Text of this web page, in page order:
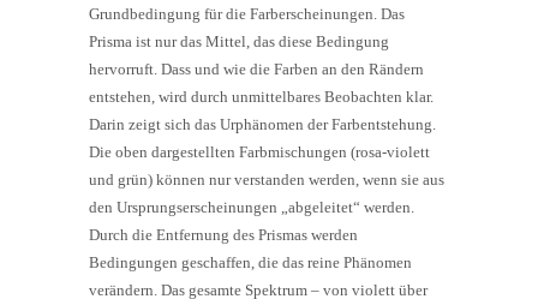
Grundbedingung für die Farberscheinungen. Das
Prisma ist nur das Mittel, das diese Bedingung
hervorruft. Dass und wie die Farben an den Rändern
entstehen, wird durch unmittelbares Beobachten klar.
Darin zeigt sich das Urphänomen der Farbentstehung.
Die oben dargestellten Farbmischungen (rosa-violett
und grün) können nur verstanden werden, wenn sie aus
den Ursprungserscheinungen „abgeleitet“ werden.
Durch die Entfernung des Prismas werden
Bedingungen geschaffen, die das reine Phänomen
verändern. Das gesamte Spektrum – von violett über